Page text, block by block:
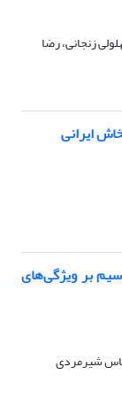
زنجانی، رضا
ایرانی
بر ویژگی‌های
شیرمردی